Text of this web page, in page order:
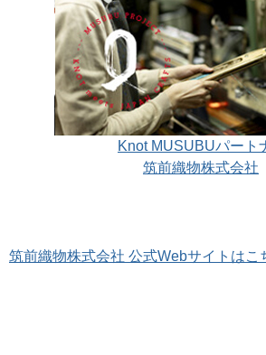
Knot MUSUBUパート
筑前織物株式会社
筑前織物株式会社 公式Webサイトはこ